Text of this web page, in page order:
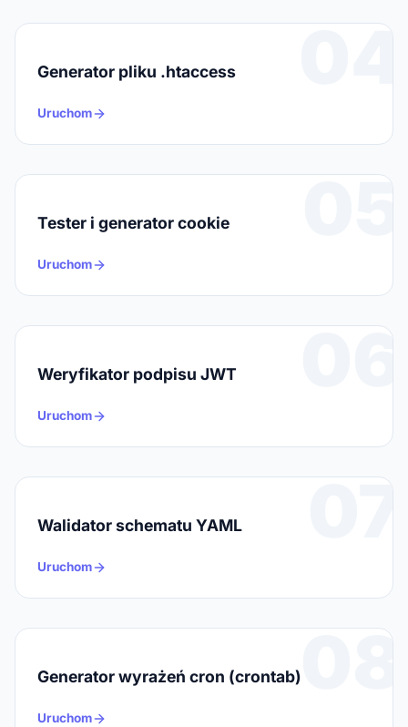
04
Generator pliku .htaccess
Uruchom
05
Tester i generator cookie
Uruchom
06
Weryfikator podpisu JWT
Uruchom
07
Walidator schematu YAML
Uruchom
08
Generator wyrażeń cron (crontab)
Uruchom